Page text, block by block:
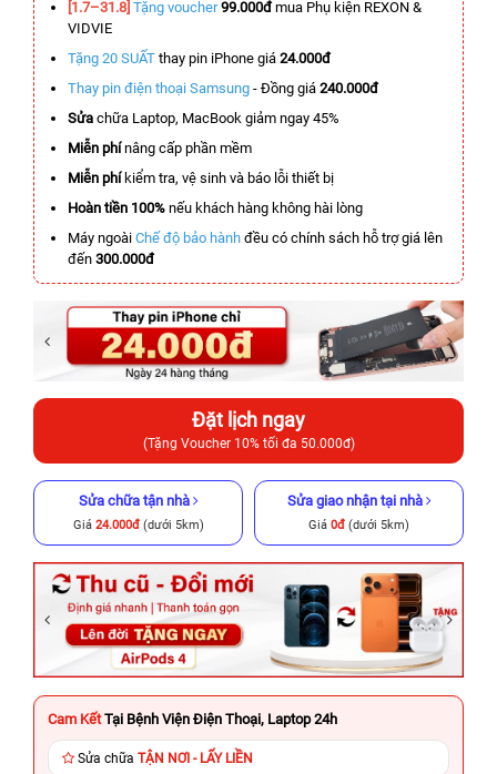
[1.7–31.8] Tặng voucher 99.000đmua Phụ kiện REXON &
VIDVIE
Tặng 20 SUẤT thay pin iPhone giá 24.000đ
Thay pin điện thoại Samsung - Đồng giá 240.000đ
Sửa chữa Laptop, MacBook giảm ngay 45%
Miễn phínâng cấp phần mềm
Miễn phíkiểm tra, vệ sinh và báo lỗi thiết bị
Hoàn tiền 100% nếu khách hàng không hài lòng
Máy ngoài Chế độ bảo hành đều có chính sách hỗ trợ giá lên
đến 300.000đ
Đặt lịch ngay
(Tặng Voucher 10% tối đa 50.000đ)
Sửa chữa tận nhà
Giá 24.000đ(dưới 5km)
Sửa giao nhận tại nhà
Giá 0đ (dưới 5km)
Cam Kết Tại Bệnh Viện Điện Thoại, Laptop 24h
Sửa chữa TẬN NƠI - LẤY LIỀN